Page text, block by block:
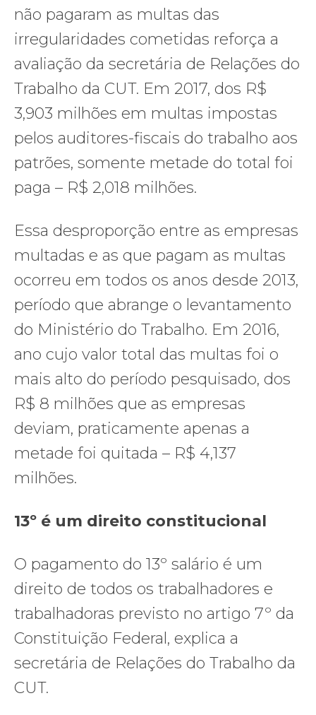
não pagaram as multas das
irregularidades cometidas reforça a
avaliação da secretária de Relações do
Trabalho da CUT. Em 2017, dos R$
3,903 milhões em multas impostas
pelos auditores-fiscais do trabalho aos
patrões, somente metade do total foi
paga – R$ 2,018 milhões.
Essa desproporção entre as empresas
multadas e as que pagam as multas
ocorreu em todos os anos desde 2013,
período que abrange o levantamento
do Ministério do Trabalho. Em 2016,
ano cujo valor total das multas foi o
mais alto do período pesquisado, dos
R$ 8 milhões que as empresas
deviam, praticamente apenas a
metade foi quitada – R$ 4,137
milhões.
13º é um direito constitucional
O pagamento do 13º salário é um
direito de todos os trabalhadores e
trabalhadoras previsto no artigo 7º da
Constituição Federal, explica a
secretária de Relações do Trabalho da
CUT.